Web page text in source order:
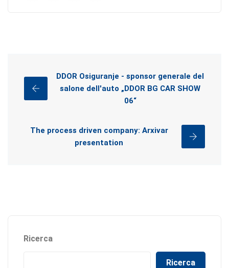
DDOR Osiguranje - sponsor generale del
salone dell'auto „DDOR BG CAR SHOW
06“
The process driven company: Arxivar
presentation
Ricerca
Ricerca